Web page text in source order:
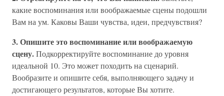
какие воспоминания или воображаемые сцены подошли
Вам на ум. Каковы Ваши чувства, идеи, предчувствия?
3. Опишите это воспоминание или воображаемую
сцену.Подкорректируйте воспоминание до уровня
идеальной 10. Это может походить на сценарий.
Вообразите и опишите себя, выполняющего задачу и
достигающего результатов, которые Вы хотите.